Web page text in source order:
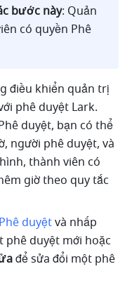
bước này: Quản
có quyền Phê
điều khiển quản trị
phê duyệt Lark.
duyệt, bạn có thể
người phê duyệt, và
thành viên có
giờ theo quy tắc
duyệt và nhấp
phê duyệt mới hoặc
để sửa đổi một phê